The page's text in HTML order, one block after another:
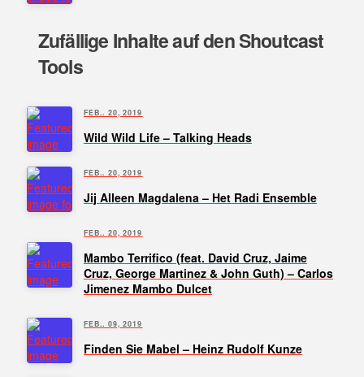
Zufällige Inhalte auf den Shoutcast
Tools
FEB.. 20, 2019
Wild Wild Life – Talking Heads
FEB.. 20, 2019
Jij Alleen Magdalena – Het Radi Ensemble
FEB.. 20, 2019
Mambo Terrifico (feat. David Cruz, Jaime
Cruz, George Martinez & John Guth) – Carlos
Jimenez Mambo Dulcet
FEB.. 09, 2019
Finden Sie Mabel – Heinz Rudolf Kunze